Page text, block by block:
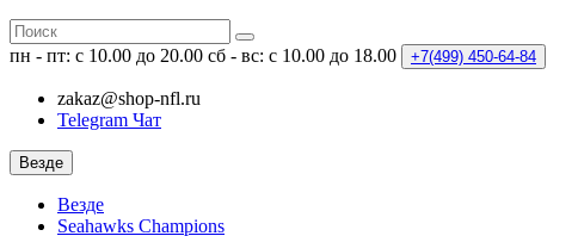
пн - пт: с 10.00 до 20.00 сб - вс: с 10.00 до 18.00 +7(499) 450-64-84
zakaz@shop-nfl.ru
Telegram Чат
Везде
Везде
Seahawks Champions